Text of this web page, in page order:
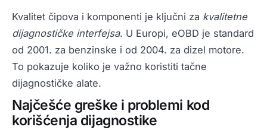
Kvalitet čipova i komponenti je ključni za kvalitetne
dijagnostičke interfejsa. U Europi, eOBD je standard
od 2001. za benzinske i od 2004. za dizel motore.
To pokazuje koliko je važno koristiti tačne
dijagnostičke alate.
Najčešće greške i problemi kod
korišćenja dijagnostike